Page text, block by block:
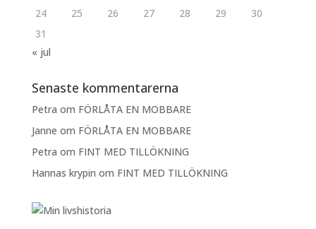
24
25 26 27 28 29
30
31
« jul
Senaste kommentarerna
Petra om FÖRLÅTA EN MOBBARE
Janne om FÖRLÅTA EN MOBBARE
Petra om FINT MED TILLÖKNING
Hannas krypin om FINT MED TILLÖKNING